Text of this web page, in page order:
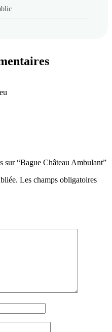
sur “Bague Château Ambulant”
Les champs obligatoires